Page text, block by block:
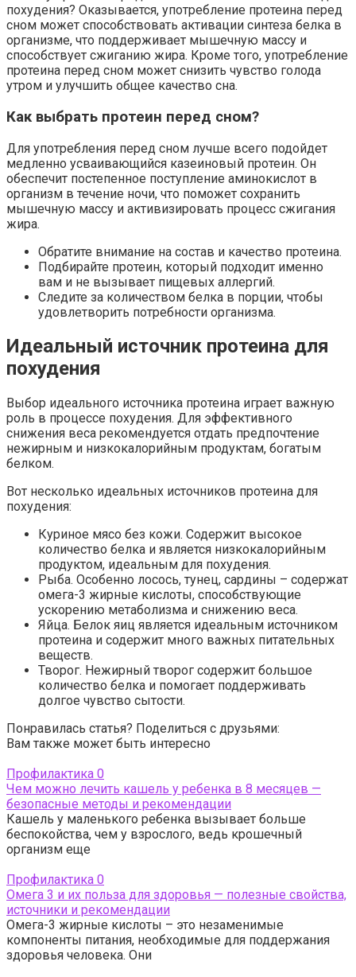
похудения? Оказывается, употребление протеина перед
сном может способствовать активации синтеза белка в
организме, что поддерживает мышечную массу и
способствует сжиганию жира. Кроме того, употребление
протеина перед сном может снизить чувство голода
утром и улучшить общее качество сна.
Как выбрать протеин перед сном?
Для употребления перед сном лучше всего подойдет
медленно усваивающийся казеиновый протеин. Он
обеспечит постепенное поступление аминокислот в
организм в течение ночи, что поможет сохранить
мышечную массу и активизировать процесс сжигания
жира.
Обратите внимание на состав и качество протеина.
Подбирайте протеин, который подходит именно
вам и не вызывает пищевых аллергий.
Следите за количеством белка в порции, чтобы
удовлетворить потребности организма.
Идеальный источник протеина для
похудения
Выбор идеального источника протеина играет важную
роль в процессе похудения. Для эффективного
снижения веса рекомендуется отдать предпочтение
нежирным и низкокалорийным продуктам, богатым
белком.
Вот несколько идеальных источников протеина для
похудения:
Куриное мясо без кожи. Содержит высокое
количество белка и является низкокалорийным
продуктом, идеальным для похудения.
Рыба. Особенно лосось, тунец, сардины – содержат
омега-3 жирные кислоты, способствующие
ускорению метаболизма и снижению веса.
Яйца. Белок яиц является идеальным источником
протеина и содержит много важных питательных
веществ.
Творог. Нежирный творог содержит большое
количество белка и помогает поддерживать
долгое чувство сытости.
Понравилась статья? Поделиться с друзьями:
Вам также может быть интересно
Профилактика 0
Чем можно лечить кашель у ребенка в 8 месяцев —
безопасные методы и рекомендации
Кашель у маленького ребенка вызывает больше
беспокойства, чем у взрослого, ведь крошечный
организм еще
Профилактика 0
Омега 3 и их польза для здоровья — полезные свойства,
источники и рекомендации
Омега-3 жирные кислоты – это незаменимые
компоненты питания, необходимые для поддержания
здоровья человека. Они